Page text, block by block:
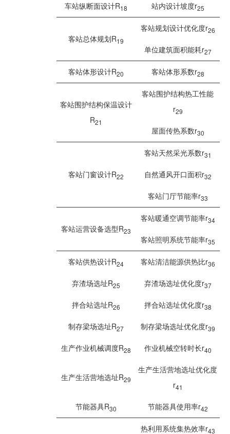
车站纵断面设计R18 站内设计坡度r25
客站总体规划R19
客站规划设计优化度r26
单位建筑面积能耗r27
客站体形设计R20 客站体形系数r28
客站围护结构保温设计
R21
客站围护结构热工性能
r29
屋面传热系数r30
客站门窗设计R22
客站天然采光系数r31
自然通风开口面积r32
客站门厅节能率r33
客站运营设备选型R23
客站暖通空调节能率r34
客站照明系统节能率r35
客站供热设计R24 客站清洁能源供热比r36
弃渣场选址R25 弃渣场选址优化度r37
拌合站选址R26 拌合站选址优化度r38
制存梁场选址R27 制存梁场选址优化度r39
生产作业机械调度R28 作业机械空转时长r40
生产生活营地选址R29
生产生活营地选址优化度
r41
节能器具R30 节能器具使用率r42
热利用系统集热效率r43